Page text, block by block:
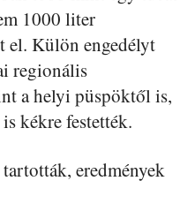
1000 liter
el. Külön engedélyt
regionális
a helyi püspöktől is,
kékre festették.
eredmények